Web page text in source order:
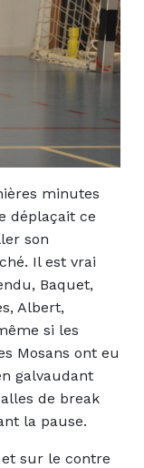
minutes
déplaçait ce
son
Il est vrai
Baquet,
Albert,
si les
Mosans ont eu
galvaudant
de break
la pause.
sur le contre